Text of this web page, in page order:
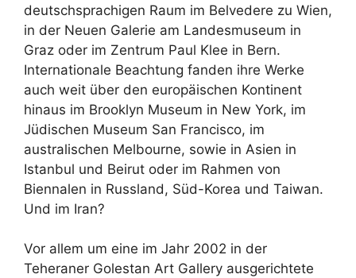
deutschsprachigen Raum im Belvedere zu Wien,
in der Neuen Galerie am Landesmuseum in
Graz oder im Zentrum Paul Klee in Bern.
Internationale Beachtung fanden ihre Werke
auch weit über den europäischen Kontinent
hinaus im Brooklyn Museum in New York, im
Jüdischen Museum San Francisco, im
australischen Melbourne, sowie in Asien in
Istanbul und Beirut oder im Rahmen von
Biennalen in Russland, Süd-Korea und Taiwan.
Und im Iran?
Vor allem um eine im Jahr 2002 in der
Teheraner Golestan Art Gallery ausgerichtete